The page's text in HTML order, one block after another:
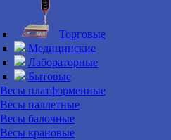
Торговые
Медицинские
Лабораторные
Бытовые
Весы платформенные
Весы паллетные
Весы балочные
Весы крановые